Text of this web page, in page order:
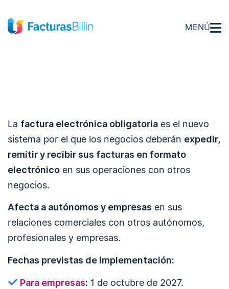
MENÚ
La factura electrónica obligatoria es el nuevo
sistema por el que los negocios deberán expedir,
remitir y recibir sus facturas en formato
electrónico en sus operaciones con otros
negocios.
Afecta a autónomos y empresas en sus
relaciones comerciales con otros autónomos,
profesionales y empresas.
Fechas previstas de implementación:
Para empresas: 1 de octubre de 2027.